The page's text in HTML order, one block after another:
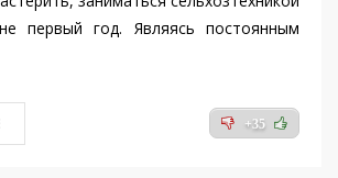
первый год. Являясь постоянным
+35